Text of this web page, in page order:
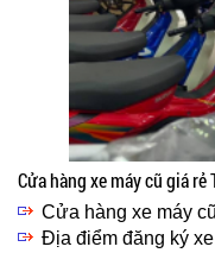
Cửa hàng xe máy cũ giá rẻ
Cửa hàng xe máy
Địa điểm đăng ký